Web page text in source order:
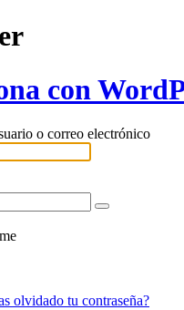
con
o correo electrónico
olvidado tu contraseña?